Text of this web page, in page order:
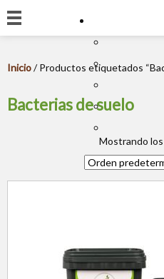
Inicio/ Productos etiquetados
Bacterias de suelo
Mostrando